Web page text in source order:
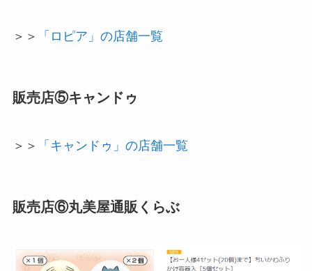
＞＞ 「ロピア」の店舗一覧
販売店⑤キャンドゥ
＞＞ 「キャンドゥ」の店舗一覧
販売店⑥丸美屋通販くらぶ